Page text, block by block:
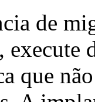
de
execute
que